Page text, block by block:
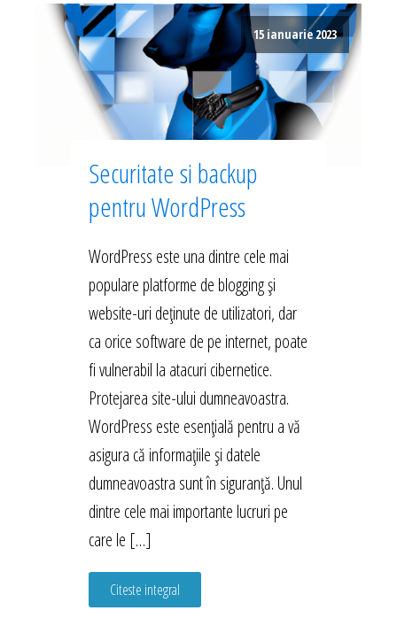
15 ianuarie 2023
Securitate si backup
pentru WordPress
WordPress este una dintre cele mai
populare platforme de blogging și
website-uri deținute de utilizatori, dar
ca orice software de pe internet, poate
fi vulnerabil la atacuri cibernetice.
Protejarea site-ului dumneavoastra.
WordPress este esențială pentru a vă
asigura că informațiile și datele
dumneavoastra sunt în siguranță. Unul
dintre cele mai importante lucruri pe
care le […]
Citeste integral